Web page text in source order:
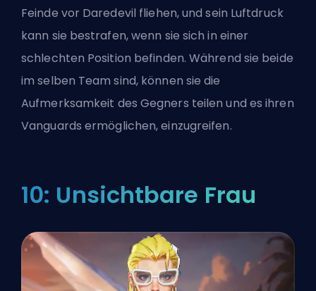
Feinde vor Daredevil fliehen, und sein Luftdruck
kann sie bestrafen, wenn sie sich in einer
schlechten Position befinden. Während sie beide
im selben Team sind, können sie die
Aufmerksamkeit des Gegners teilen und es ihren
Vanguards ermöglichen, einzugreifen.
10: Unsichtbare Frau